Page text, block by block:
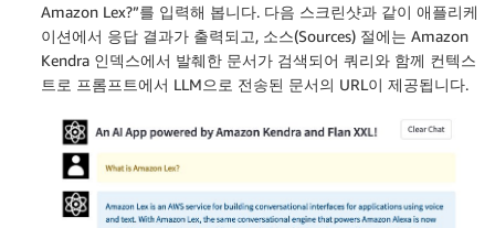
Amazon Lex?”를 입력해 봅니다. 다음 스크린샷과 같이 애플리케
이션에서 응답 결과가 출력되고, 소스(Sources) 절에는 Amazon
Kendra 인덱스에서 발췌한 문서가 검색되어 쿼리와 함께 컨텍스
트로 프롬프트에서 LLM으로 전송된 문서의 URL이 제공됩니다.